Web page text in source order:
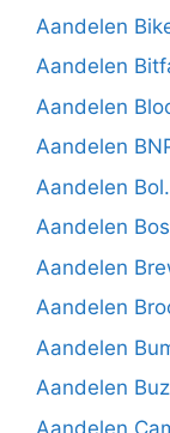
Aandelen
Aandelen
Aandelen
Aandelen
Aandelen
Aandelen
Aandelen
Aandelen
Aandelen
Aandelen
Aandelen